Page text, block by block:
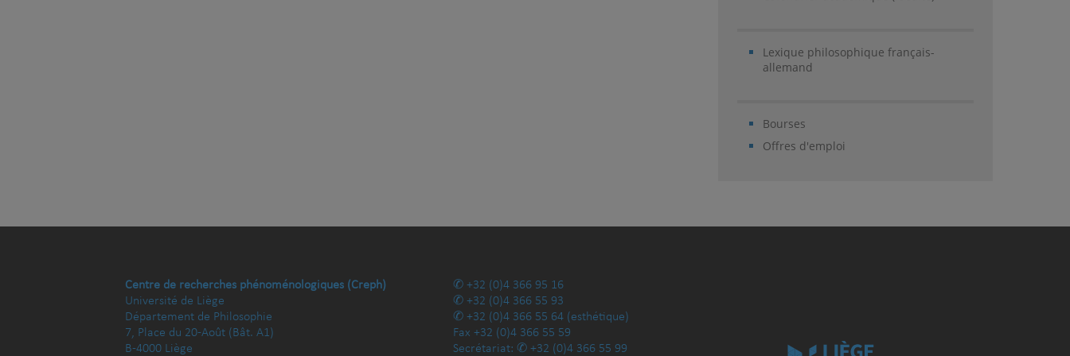
Lexique philosophique français-
allemand
Bourses
Offres d'emploi
Centre de recherches phénoménologiques (Creph)
Université de Liège
Département de Philosophie
7, Place du 20-Août (Bât. A1)
B-4000 Liège
+32 (0)4 366 95 16
+32 (0)4 366 55 93
+32 (0)4 366 55 64 (esthétique)
Fax +32 (0)4 366 55 59
Secrétariat:
+32 (0)4 366 55 99